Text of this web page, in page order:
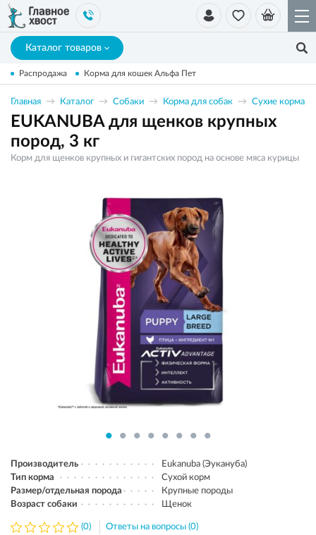
Каталог товаров
Распродажа Корма для кошек Альфа Пет
Главная Каталог Собаки Корма для собак Сухие корма
EUKANUBA для щенков крупных
пород, 3 кг
Корм для щенков крупных и гигантских пород на основе мяса курицы
Производитель
Eukanuba (Эукануба)
Тип корма
Сухой корм
Размер/отдельная порода
Крупные породы
Возраст собаки
Щенок
(0) Ответы на вопросы (0)